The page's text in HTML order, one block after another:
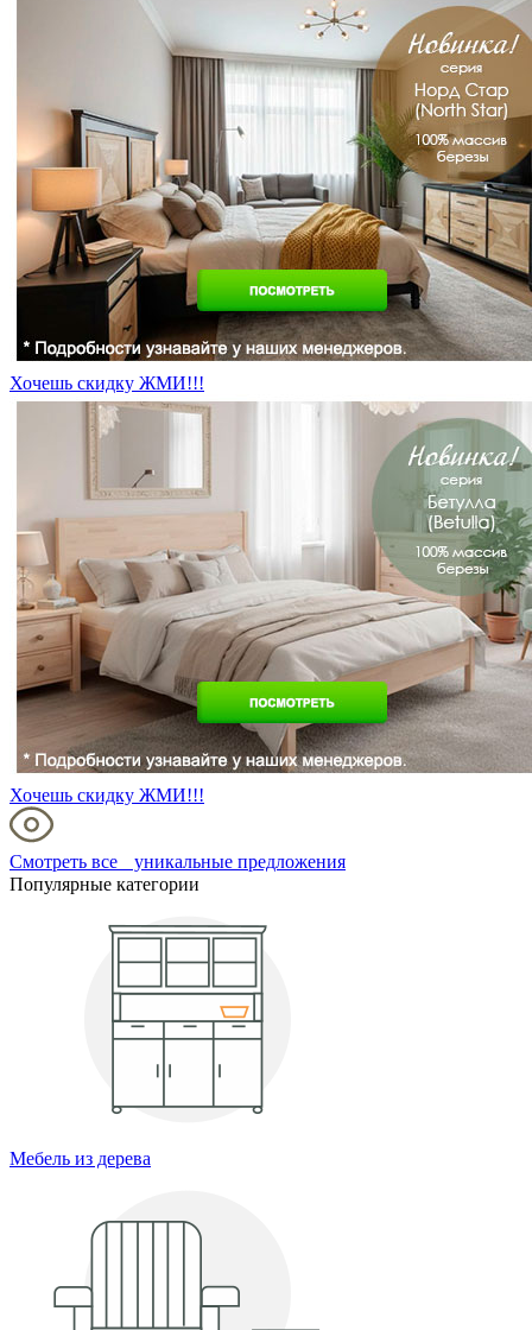
Хочешь скидку ЖМИ!!!
Хочешь скидку ЖМИ!!!
Смотреть все уникальные предложения
Популярные категории
Мебель из дерева